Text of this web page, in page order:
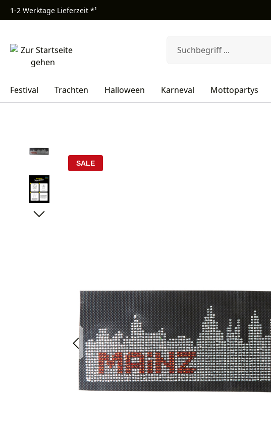
Hauptinhalt springen
Zur Suche springen
Zur Hauptnavigation springen
1-2 Werktage Lieferzeit *¹
Festival Trachten Halloween Karneval Mottopartys
SALE